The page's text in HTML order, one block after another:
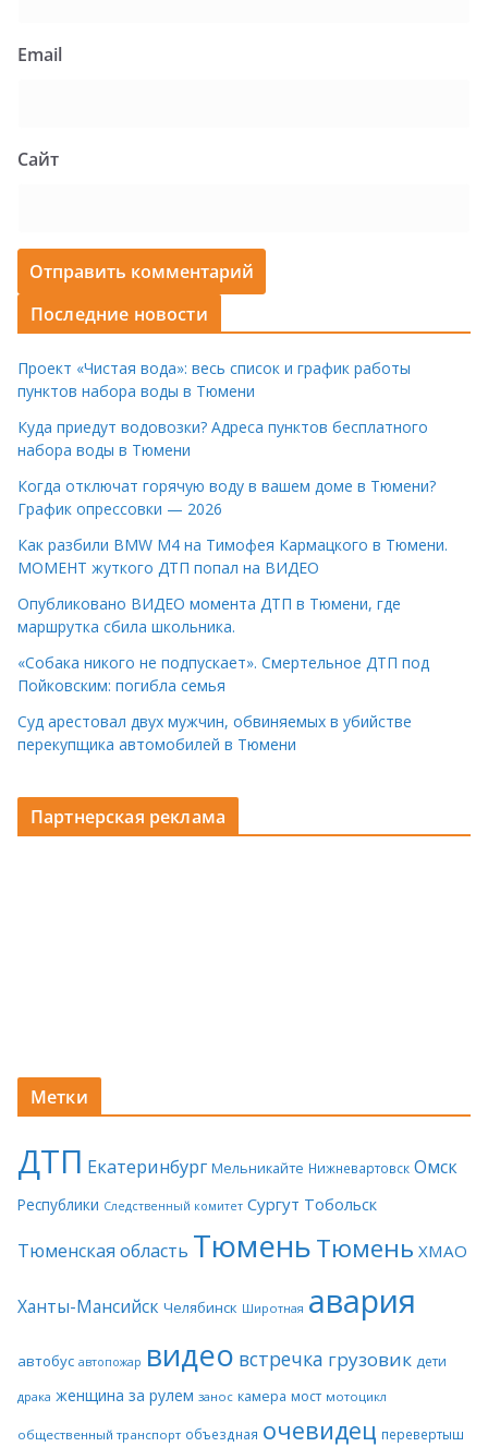
Email
Сайт
Последние новости
Проект «Чистая вода»: весь список и график работы
пунктов набора воды в Тюмени
Куда приедут водовозки? Адреса пунктов бесплатного
набора воды в Тюмени
Когда отключат горячую воду в вашем доме в Тюмени?
График опрессовки — 2026
Как разбили BMW M4 на Тимофея Кармацкого в Тюмени.
МОМЕНТ жуткого ДТП попал на ВИДЕО
Опубликовано ВИДЕО момента ДТП в Тюмени, где
маршрутка сбила школьника.
«Собака никого не подпускает». Смертельное ДТП под
Пойковским: погибла семья
Суд арестовал двух мужчин, обвиняемых в убийстве
перекупщика автомобилей в Тюмени
Партнерская реклама
Метки
ДТП Екатеринбург Мельникайте Нижневартовск Омск
Республики Следственный комитет Сургут Тобольск
Тюменская область ТюменьТюмень ХМАО
Ханты-Мансийск Челябинск Широтная авария
автобус автопожар видео встречка грузовик дети
драка женщина за рулем занос камера мост мотоцикл
общественный транспорт объездная очевидец перевертыш